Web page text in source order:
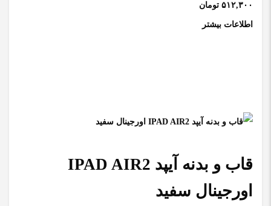
۵۱۲,۳۰۰ تومان
اطلاعات بیشتر
قاب و بدنه آیپد IPAD AIR2
اورجینال سفید